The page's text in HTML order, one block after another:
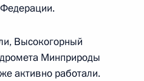
Высокогорный
Минприроды
активно работали.